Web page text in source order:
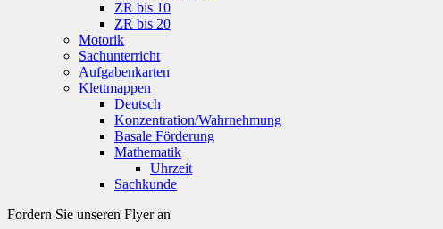
ZR bis 10
ZR bis 20
Motorik
Sachunterricht
Aufgabenkarten
Klettmappen
Deutsch
Konzentration/Wahrnehmung
Basale Förderung
Mathematik
Uhrzeit
Sachkunde
Fordern Sie unseren Flyer an